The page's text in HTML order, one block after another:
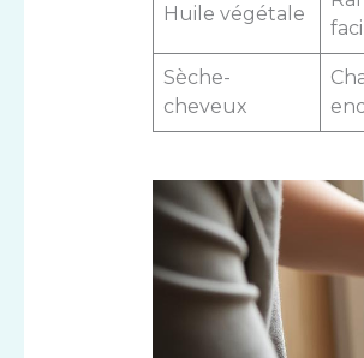
Huile végétale
Sèche-
cheveux